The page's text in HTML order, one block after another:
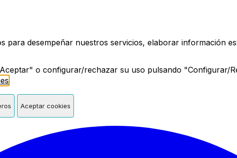
para desempeñar nuestros servicios, elaborar información
o configurar/rechazar su uso pulsando "Configurar/
Aceptar cookies
Madrid